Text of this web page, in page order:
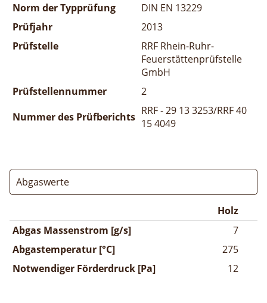
Norm der Typprüfung
DIN EN 13229
Prüfjahr
2013
Prüfstelle
RRF Rhein-Ruhr-
Feuerstättenprüfstelle
GmbH
Prüfstellennummer
2
Nummer des Prüfberichts RRF - 29 13 3253/RRF 40
15 4049
Abgaswerte
Holz
Abgas Massenstrom [g/s]
7
Abgastemperatur [°C]
275
Notwendiger Förderdruck [Pa]
12